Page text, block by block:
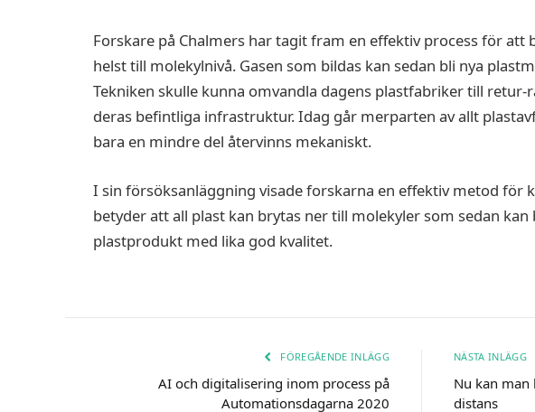
Forskare på Chalmers har tagit fram en effektiv process för att
helst till molekylnivå. Gasen som bildas kan sedan bli nya
Tekniken skulle kunna omvandla dagens plastfabriker till
deras befintliga infrastruktur. Idag går merparten av allt
bara en mindre del återvinns mekaniskt.
I sin försöksanläggning visade forskarna en effektiv metod för
betyder att all plast kan brytas ner till molekyler som sedan
plastprodukt med lika god kvalitet.
FÖREGÅENDE INLÄGG
AI och digitalisering inom process på
Automationsdagarna 2020
NÄSTA INLÄGG
Nu kan man
distans